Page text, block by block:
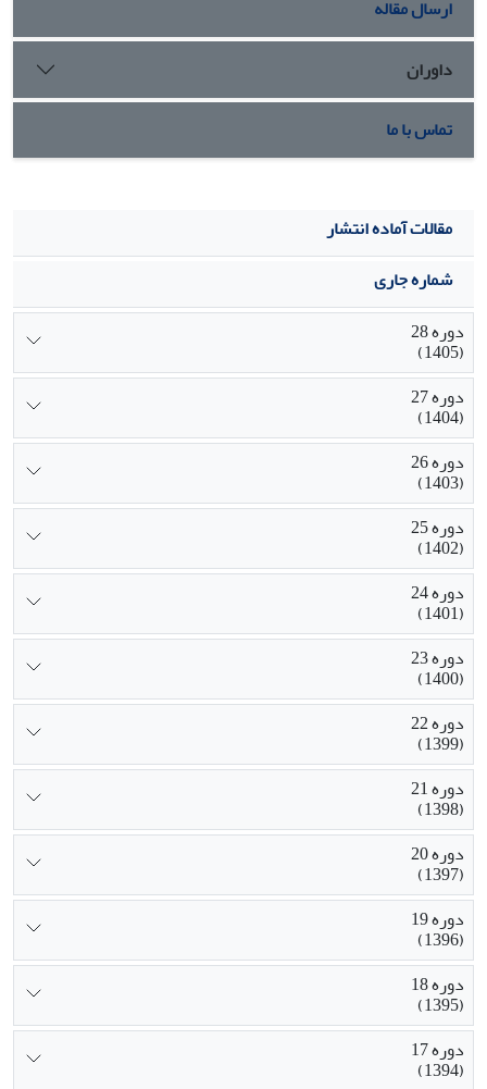
ارسال مقاله
داوران
تماس با ما
مقالات آماده انتشار
شماره جاری
دوره 28
(1405)
دوره 27
(1404)
دوره 26
(1403)
دوره 25
(1402)
دوره 24
(1401)
دوره 23
(1400)
دوره 22
(1399)
دوره 21
(1398)
دوره 20
(1397)
دوره 19
(1396)
دوره 18
(1395)
دوره 17
(1394)